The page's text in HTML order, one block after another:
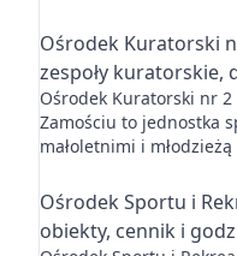
Ośrodek Kuratorski
zespoły kuratorskie,
Ośrodek Kuratorski nr
Zamościu to jednostka
małoletnimi i
Ośrodek Sportu i
obiekty, cennik i